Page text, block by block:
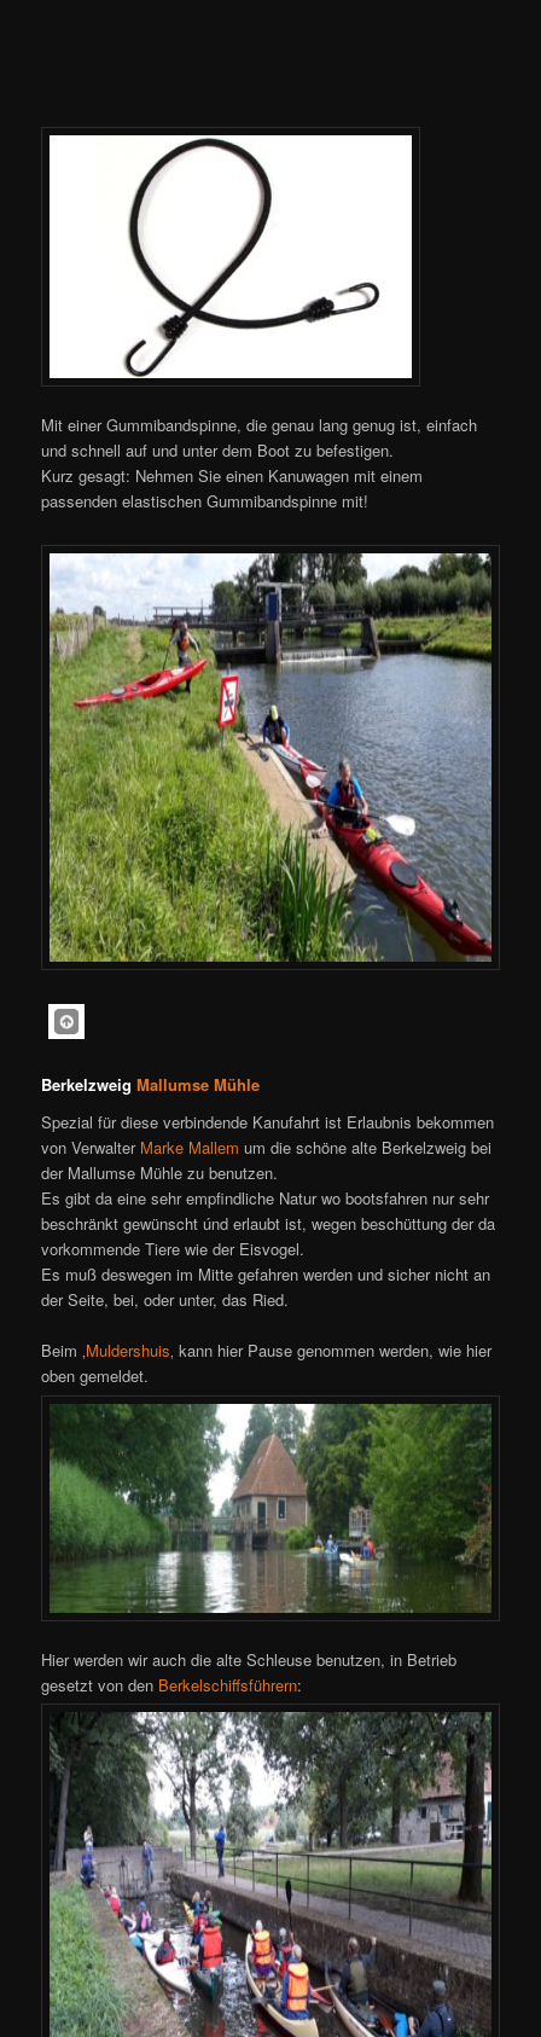
Mit einer Gummibandspinne, die genau lang genug ist, einfach
und schnell auf und unter dem Boot zu befestigen.
Kurz gesagt: Nehmen Sie einen Kanuwagen mit einem
passenden elastischen Gummibandspinne mit!
BerkelzweigMallumse Mühle
Spezial für diese verbindende Kanufahrt ist Erlaubnis bekommen
von Verwalter Marke Mallem um die schöne alte Berkelzweig bei
der Mallumse Mühle zu benutzen.
Es gibt da eine sehr empfindliche Natur wo bootsfahren nur sehr
beschränkt gewünscht únd erlaubt ist, wegen beschüttung der da
vorkommende Tiere wie der Eisvogel.
Es muß deswegen im Mitte gefahren werden und sicher nicht an
der Seite, bei, oder unter, das Ried.
Beim ‚Muldershuis‚ kann hier Pause genommen werden, wie hier
oben gemeldet.
Hier werden wir auch die alte Schleuse benutzen, in Betrieb
gesetzt von den Berkelschiffsführern: